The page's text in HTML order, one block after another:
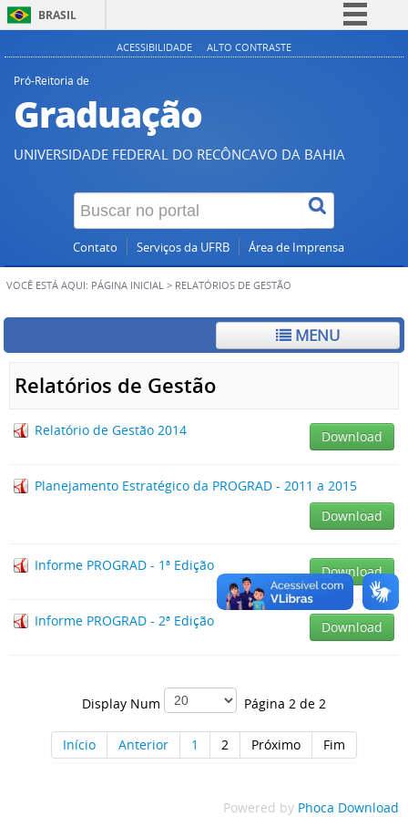
BRASIL
Simplifique!
Legislação
Canais
ACESSIBILIDADE ALTO CONTRASTE
Pró-Reitoria de
Graduação
UNIVERSIDADE FEDERAL DO RECÔNCAVO DA BAHIA
Contato Serviços da UFRB Área de Imprensa
VOCÊ ESTÁ AQUI: PÁGINA INICIAL > RELATÓRIOS DE GESTÃO
MENU
Relatórios de Gestão
Relatório de Gestão 2014 Download
Planejamento Estratégico da PROGRAD - 2011 a 2015
Download
Informe PROGRAD - 1ª Edição Download
Informe PROGRAD - 2ª Edição Download
Display Num Página 2 de 2
Início Anterior 1 2 Próximo Fim
Powered by Phoca Download